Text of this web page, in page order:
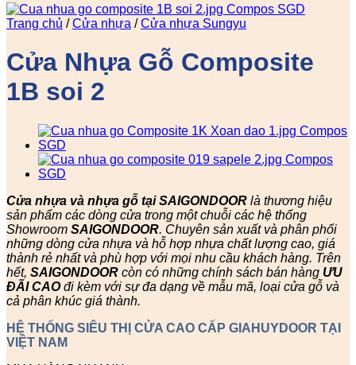
Trang chủ / Cửa nhựa / Cửa nhựa Sungyu
Cửa Nhựa Gỗ Composite
1B soi 2
Cửa nhựa và nhựa gỗ tại SAIGONDOOR là thương hiệu
sản phẩm các dòng cửa trong một chuỗi các hệ thống
Showroom SAIGONDOOR. Chuyên sản xuất và phân phối
những dòng cửa nhựa và hỗ hợp nhựa chất lượng cao, giá
thành rẻ nhất và phù hợp với mọi nhu cầu khách hàng. Trên
hết, SAIGONDOOR còn có những chính sách bán hàng ƯU
ĐÃI CAOđi kèm với sự đa dạng về mẫu mã, loại cửa gỗ và
cả phân khúc giá thành.
HỆ THỐNG SIÊU THỊ CỬA CAO CẤP GIAHUYDOOR TẠI
VIỆT NAM